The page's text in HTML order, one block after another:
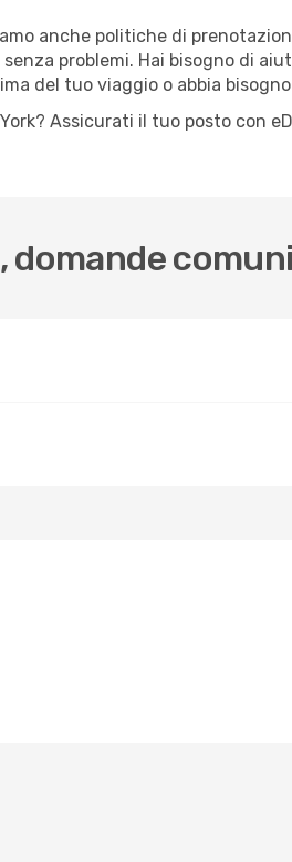
anche politiche di
problemi. Hai bisogno di
del tuo viaggio o abbia
Assicurati il tuo posto con
domande comuni